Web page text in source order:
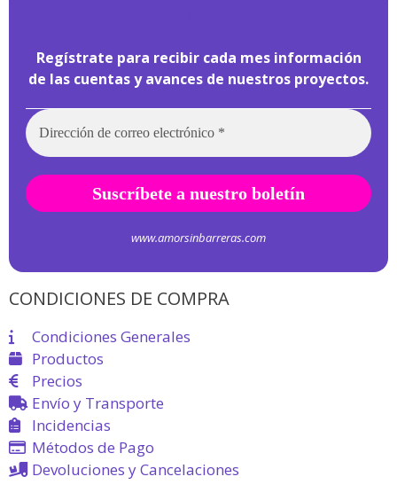
Regístrate para recibir cada mes información
de las cuentas y avances de nuestros proyectos.
www.amorsinbarreras.com
CONDICIONES DE COMPRA
Condiciones Generales
Productos
Precios
Envío y Transporte
Incidencias
Métodos de Pago
Devoluciones y Cancelaciones